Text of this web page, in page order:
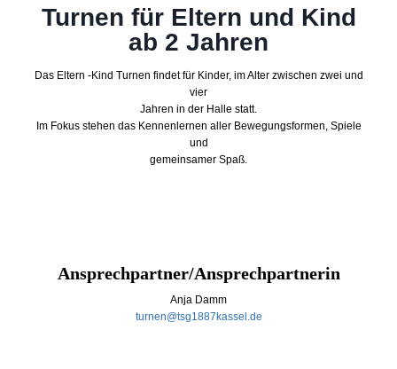
Turnen für Eltern und Kind
ab 2 Jahren
Das Eltern -Kind Turnen findet für Kinder, im Alter zwischen zwei und
vier
Jahren in der Halle statt.
Im Fokus stehen das Kennenlernen aller Bewegungsformen, Spiele
und
gemeinsamer Spaß.
Ansprechpartner/Ansprechpartnerin
Anja Damm
turnen@tsg1887kassel.de